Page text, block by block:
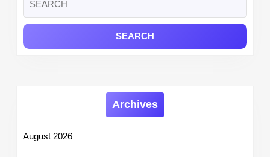
for:
Archives
August 2026